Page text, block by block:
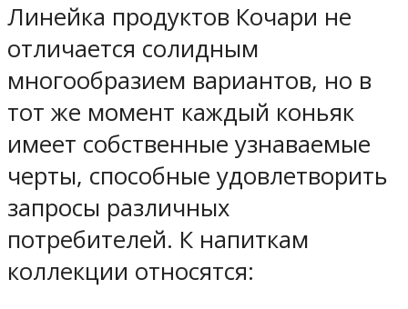
Линейка продуктов Кочари не
отличается солидным
многообразием вариантов, но в
тот же момент каждый коньяк
имеет собственные узнаваемые
черты, способные удовлетворить
запросы различных
потребителей. К напиткам
коллекции относятся: